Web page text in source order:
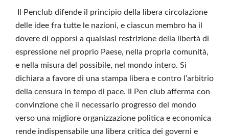
Il Penclub difende il principio della libera circolazione
delle idee fra tutte le nazioni, e ciascun membro ha il
dovere di opporsi a qualsiasi restrizione della libertà di
espressione nel proprio Paese, nella propria comunità,
e nella misura del possibile, nel mondo intero. Si
dichiara a favore di una stampa libera e contro l’arbitrio
della censura in tempo di pace. Il Pen club afferma con
convinzione che il necessario progresso del mondo
verso una migliore organizzazione politica e economica
rende indispensabile una libera critica dei governi e